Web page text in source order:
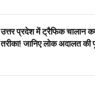
उत्तर प्रदेश में ट्रैफिक चालान
तरीका! जानिए लोक अदालत की